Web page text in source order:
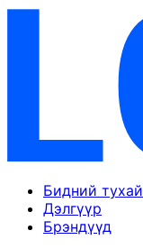
Бидний тухай
Дэлгүүр
Брэндүүд